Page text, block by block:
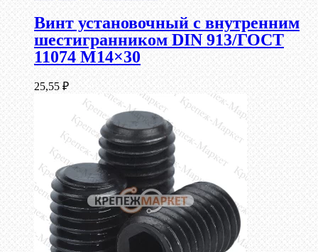
Винт установочный с внутренним
шестигранником DIN 913/ГОСТ
11074 М14×30
25,55 ₽